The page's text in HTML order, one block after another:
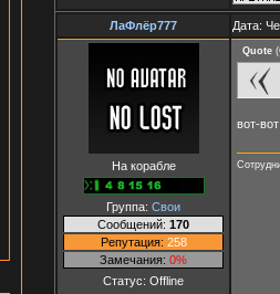
ЛаФлёр777 Дата:
На корабле
Группа: Свои
Сообщений: 170
Репутация: 258
Замечания: 0%
Статус: Offline
Quote (
вот-